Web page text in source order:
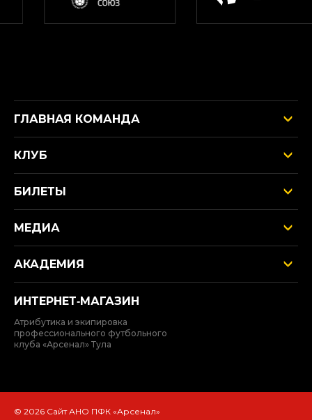
ГЛАВНАЯ КОМАНДА
КЛУБ
БИЛЕТЫ
МЕДИА
АКАДЕМИЯ
ИНТЕРНЕТ‑МАГАЗИН
Атрибутика и экипировка
профессионального футбольного
клуба «Арсенал» Тула
© 2026 Сайт АНО ПФК «Арсенал»